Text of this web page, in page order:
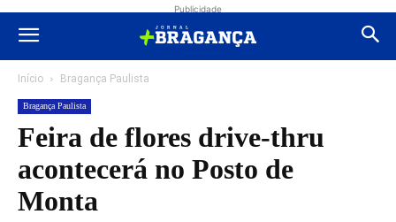
Publicidade
Início Bragança Paulista
Bragança Paulista
Feira de flores drive-thru
acontecerá no Posto de
Monta